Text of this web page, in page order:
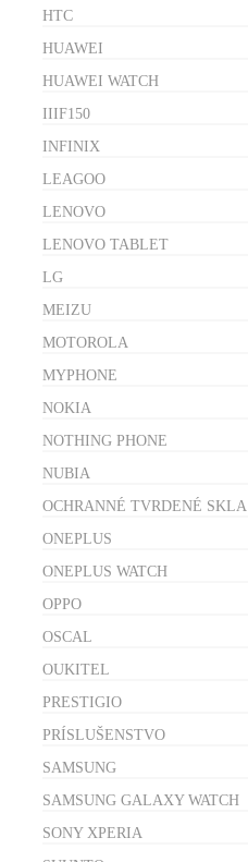
HTC
HUAWEI
HUAWEI WATCH
IIIF150
INFINIX
LEAGOO
LENOVO
LENOVO TABLET
LG
MEIZU
MOTOROLA
MYPHONE
NOKIA
NOTHING PHONE
NUBIA
OCHRANNÉ TVRDENÉ SKLA
ONEPLUS
ONEPLUS WATCH
OPPO
OSCAL
OUKITEL
PRESTIGIO
PRÍSLUŠENSTVO
SAMSUNG
SAMSUNG GALAXY WATCH
SONY XPERIA